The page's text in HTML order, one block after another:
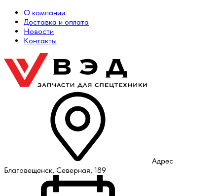
О компании
Доставка и оплата
Новости
Контакты
Адрес
Благовещенск, Северная, 189